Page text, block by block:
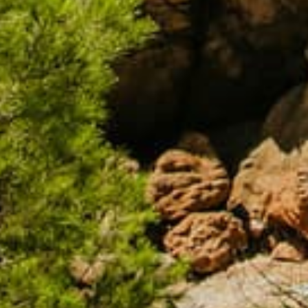
Correo electrónico
Comentario
He leído y acepto la
Acepto recibir información sobre las actividades, servicios y
Enviar
WHATSAPP